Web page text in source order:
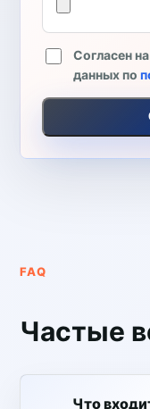
Согласен
данных по
FAQ
Частые
Что